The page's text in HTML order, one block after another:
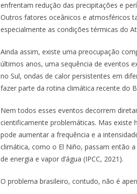
enfrentam redução das precipitações e
Outros fatores oceânicos e atmosféricos
especialmente as condições térmicas do
Ainda assim, existe uma preocupação
últimos anos, uma sequência de eventos
no Sul, ondas de calor persistentes em
fazer parte da rotina climática recente do
Nem todos esses eventos decorrem
cientificamente problemáticas. Mas
pode aumentar a frequência e a
climática, como o El Niño, passam então
de energia e vapor d’água (IPCC, 2021).
O problema brasileiro, contudo, não é